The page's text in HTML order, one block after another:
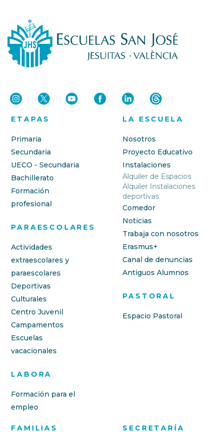
ETAPAS
Primaria
Secundaria
UECO - Secundaria
Bachillerato
Formación
profesional
PARAESCOLARES
Actividades
extraescolares y
paraescolares
Deportivas
Culturales
Centro Juvenil
Campamentos
Escuelas
vacacionales
LABORA
Formación para el
empleo
LA ESCUELA
Nosotros
Proyecto Educativo
Instalaciones
Alquiler de Espacios
Alquiler Instalaciones
deportivas
Comedor
Noticias
Trabaja con nosotros
Erasmus+
Canal de denuncias
Antiguos Alumnos
PASTORAL
Espacio Pastoral
FAMILIAS SECRETARÍA